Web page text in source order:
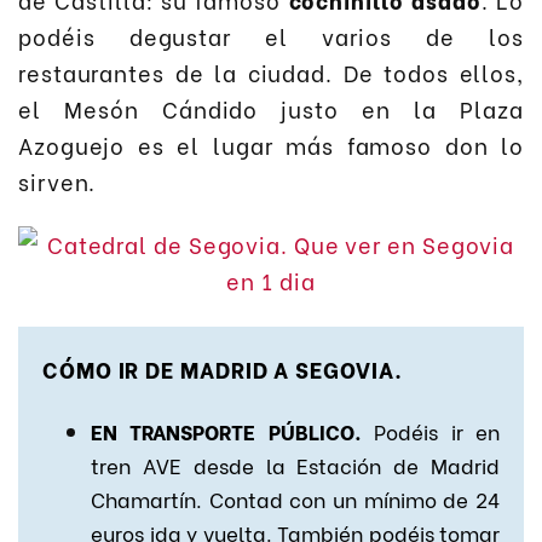
podéis degustar el varios de los
restaurantes de la ciudad. De todos ellos,
el Mesón Cándido justo en la Plaza
Azoguejo es el lugar más famoso don lo
sirven.
CÓMO IR DE MADRID A SEGOVIA.
EN TRANSPORTE PÚBLICO. Podéis ir en
tren AVE desde la Estación de Madrid
Chamartín. Contad con un mínimo de 24
euros ida y vuelta. También podéis tomar